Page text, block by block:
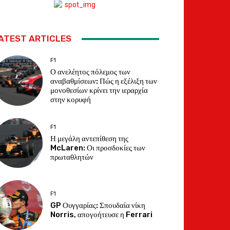
ARTICLES
F1
Ο ανελέητος πόλεμος των
αναβαθμίσεων: Πώς η εξέλιξη των
μονοθεσίων κρίνει την ιεραρχία
στην κορυφή
F1
Η μεγάλη αντεπίθεση της
McLaren: Οι προσδοκίες των
πρωταθλητών
F1
GP Ουγγαρίας: Σπουδαία νίκη
Norris, απογοήτευσε η Ferrari